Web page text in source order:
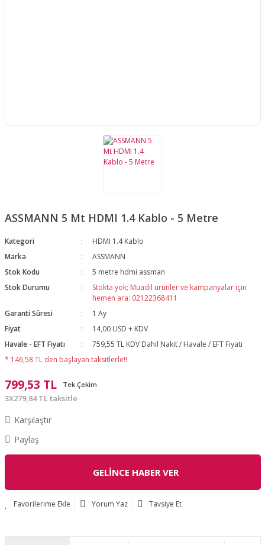
ASSMANN 5 Mt HDMI 1.4 Kablo - 5 Metre
Kategori
HDMI 1.4 Kablo
Marka
ASSMANN
Stok Kodu
5 metre hdmi assman
Stok Durumu
Stokta yok; Muadil ürünler ve kampanyalar için
hemen ara: 02122368411
Garanti Süresi
1 Ay
Fiyat
14,00 USD + KDV
Havale - EFT Fiyatı
759,55 TL KDV Dahil Nakit / Havale / EFT Fiyatı
* 146,58 TL den başlayan taksitlerle!!
799,53 TL Tek Çekim
3X279,84 TL taksitle
Karşılaştır
Paylaş
GELİNCE HABER VER
Yorum Yaz Tavsiye Et